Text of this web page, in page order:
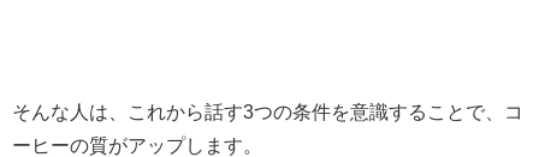
そんな人は、これから話す3つの条件を意識することで、コ
ーヒーの質がアップします。